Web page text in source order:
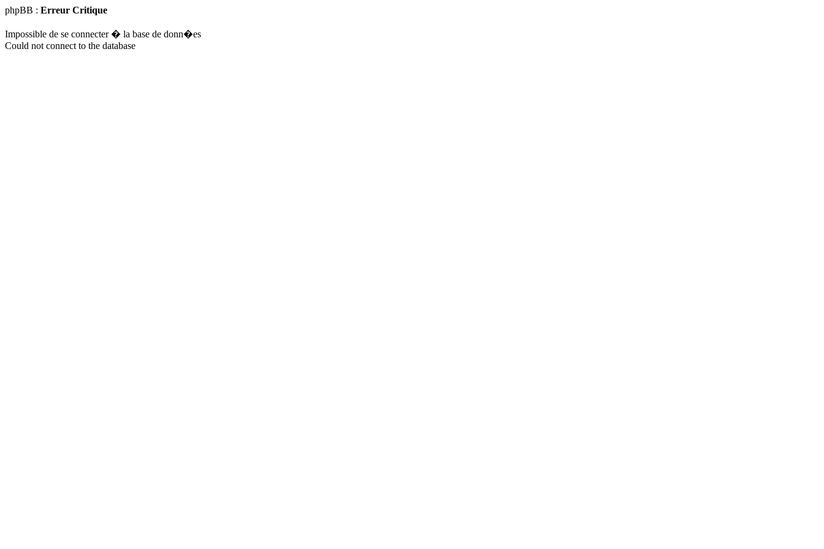
phpBB : Erreur Critique
Impossible de se connecter � la base de donn�es
Could not connect to the database